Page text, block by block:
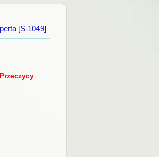
[S-1049]